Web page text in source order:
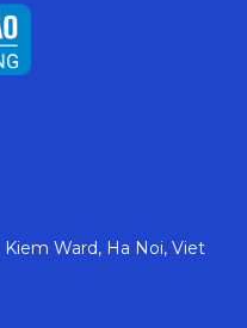
Ward, Ha Noi, Viet